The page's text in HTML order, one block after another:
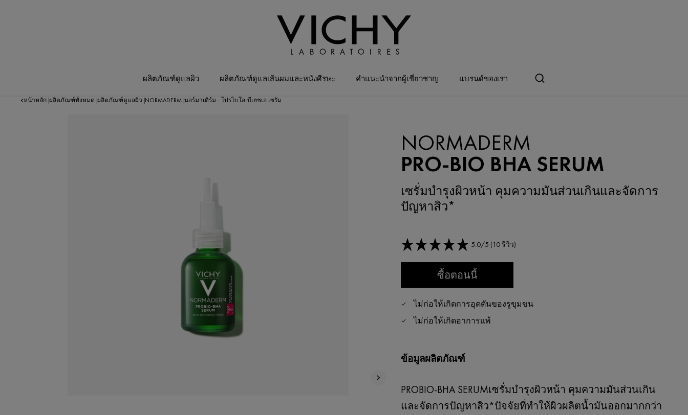
ผลิตภัณฑ์ดูแลผิว ผลิตภัณฑ์ดูแลเส้นผมและหนังศีรษะ คำแนะนำจากผู้เชี่ยวชาญ แบรนด์ของเรา
หน้าหลัก ผลิตภัณฑ์ทั้งหมด ผลิตภัณฑ์ดูแลผิว NORMADERM นอร์มาเดิร์ม - โปรไบโอ-บีเฮชเอ เซรั่ม
NORMADERM
PRO-BIO BHA SERUM
เซรั่มบำรุงผิวหน้า คุมความมันส่วนเกินและจัดการ
ปัญหาสิว*
5.0/5 (10 รีวิว)
ซื้อตอนนี้
ไม่ก่อให้เกิดการอุดตันของรูขุมขน
ไม่ก่อให้เกิดอาการแพ้
ข้อมูลผลิตภัณฑ์
PROBIO-BHA SERUMเซรั่มบำรุงผิวหน้า คุมความมันส่วนเกิน
และจัดการปัญหาสิว*ปัจจัยที่ทำให้ผิวผลิตน้ำมันออกมากกว่า